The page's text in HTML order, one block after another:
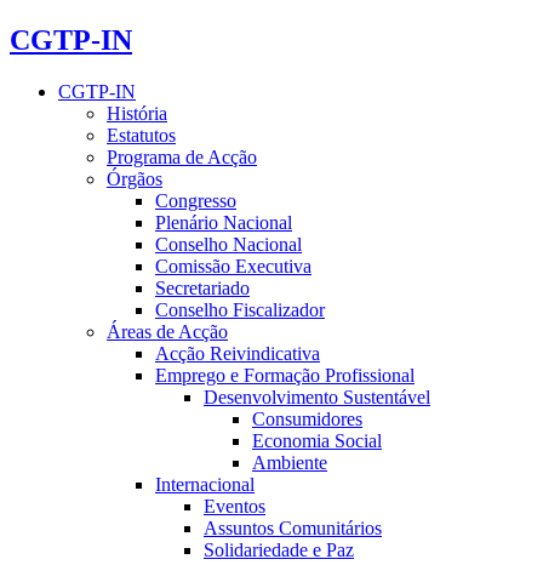
CGTP-IN
CGTP-IN
História
Estatutos
Programa de Acção
Órgãos
Congresso
Plenário Nacional
Conselho Nacional
Comissão Executiva
Secretariado
Conselho Fiscalizador
Áreas de Acção
Acção Reivindicativa
Emprego e Formação Profissional
Desenvolvimento Sustentável
Consumidores
Economia Social
Ambiente
Internacional
Eventos
Assuntos Comunitários
Solidariedade e Paz